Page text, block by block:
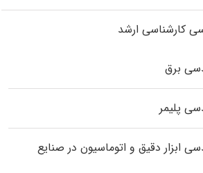
کارشناسی ارشد
برق
پلیمر
ابزار دقیق و اتوماسیون در صنایع